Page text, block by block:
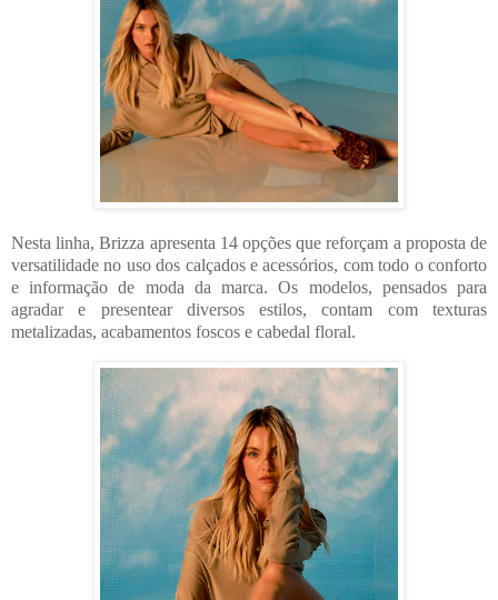
Nesta linha, Brizza apresenta 14 opções que reforçam a proposta de
versatilidade no uso dos calçados e acessórios, com todo o conforto
e informação de moda da marca. Os modelos, pensados para
agradar e presentear diversos estilos, contam com texturas
metalizadas, acabamentos foscos e cabedal floral.